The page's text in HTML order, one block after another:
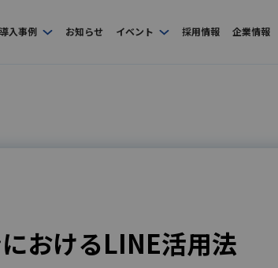
導入事例 お知らせ イベント 採用情報 企業情報
おけるLINE活用法